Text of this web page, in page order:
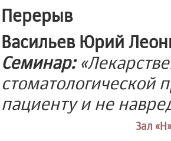
Перерыв
Васильев Юрий
Семинар:
стоматологической
пациенту и не
Зал